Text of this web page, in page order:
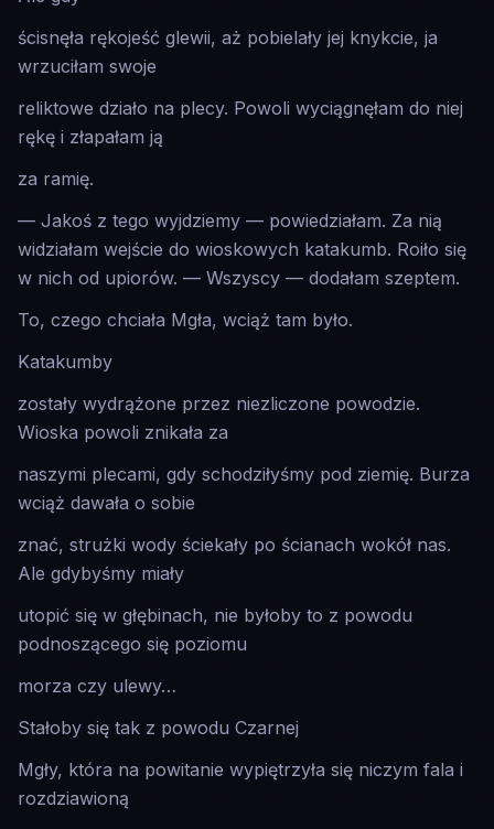
ścisnęła rękojeść glewii, aż pobielały jej knykcie, ja
wrzuciłam swoje
reliktowe działo na plecy. Powoli wyciągnęłam do niej
rękę i złapałam ją
za ramię.
— Jakoś z tego wyjdziemy — powiedziałam. Za nią
widziałam wejście do wioskowych katakumb. Roiło się
w nich od upiorów. — Wszyscy — dodałam szeptem.
To, czego chciała Mgła, wciąż tam było.
Katakumby
zostały wydrążone przez niezliczone powodzie.
Wioska powoli znikała za
naszymi plecami, gdy schodziłyśmy pod ziemię. Burza
wciąż dawała o sobie
znać, strużki wody ściekały po ścianach wokół nas.
Ale gdybyśmy miały
utopić się w głębinach, nie byłoby to z powodu
podnoszącego się poziomu
morza czy ulewy…
Stałoby się tak z powodu Czarnej
Mgły, która na powitanie wypiętrzyła się niczym fala i
rozdziawioną